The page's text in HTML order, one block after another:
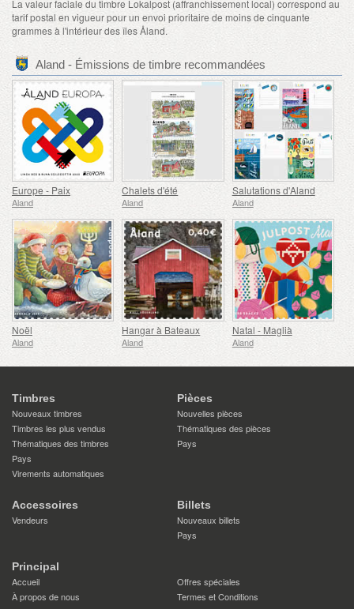
La valeur faciale du timbre Lokalpost (affranchissement local) correspond au
tarif postal en vigueur pour un envoi prioritaire de moins de cinquante
grammes à l'intérieur des îles Åland.
Aland - Émissions de timbre recommandées
Europe - Paix
Aland
Chalets d'été
Aland
Salutations d'Aland
Aland
Noël
Aland
Hangar à Bateaux
Aland
Natal - Maglià
Aland
Timbres
Nouveaux timbres
Timbres les plus vendus
Thématiques des timbres
Pays
Virements automatiques
Pièces
Nouvelles pièces
Thématiques des pièces
Pays
Accessoires
Vendeurs
Billets
Nouveaux billets
Pays
Principal
Accueil
Offres spéciales
À propos de nous
Termes et Conditions